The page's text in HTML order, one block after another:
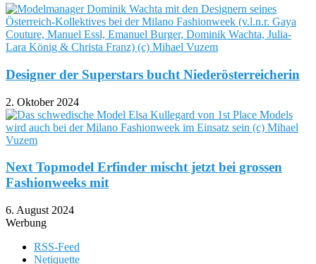
Designer der Superstars bucht Niederösterreicherin
2. Oktober 2024
Next Topmodel Erfinder mischt jetzt bei grossen
Fashionweeks mit
6. August 2024
Werbung
RSS-Feed
Netiquette